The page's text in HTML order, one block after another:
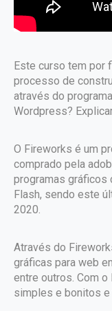
Este curso tem por
processo de
através do
Wordpress?
O Fireworks é um
comprado pela
programas gráficos
Flash, sendo este
2020.
Através do
gráficas para web
entre outros. Com
simples e bonitos e